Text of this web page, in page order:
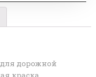
дорожной
краска